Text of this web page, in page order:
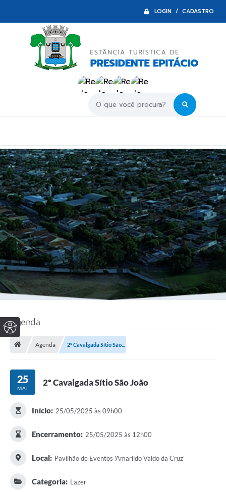
LOGIN / CADASTRO
Agenda
Agenda 2º Cavalgada Sítio São...
25
MAI
2º Cavalgada Sítio São João
Início: 25/05/2025 às 09h00
Encerramento: 25/05/2025 às 12h00
Local: Pavilhão de Eventos 'Amarildo Valdo da Cruz'
Categoria: Lazer